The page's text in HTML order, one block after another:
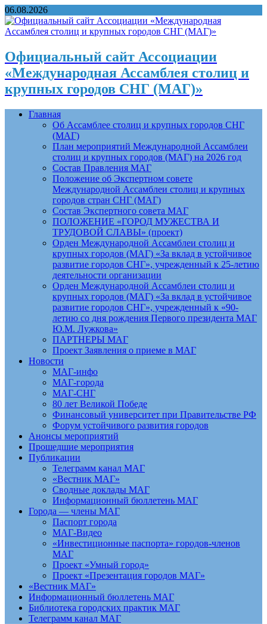
06.08.2026
Официальный сайт Ассоциации
«Международная Ассамблея столиц и
крупных городов СНГ (МАГ)»
Главная
Об Ассамблее столиц и крупных городов СНГ
(МАГ)
План мероприятий Международной Ассамблеи
столиц и крупных городов (МАГ) на 2026 год
Состав Правления МАГ
Положение об Экспертном совете
Международной Ассамблеи столиц и крупных
городов стран СНГ (МАГ)
Состав Экспертного совета МАГ
ПОЛОЖЕНИЕ «ГОРОД МУЖЕСТВА И
ТРУДОВОЙ СЛАВЫ» (проект)
Орден Международной Ассамблеи столиц и
крупных городов (МАГ) «За вклад в устойчивое
развитие городов СНГ», учрежденный к 25-летию
деятельности организации
Орден Международной Ассамблеи столиц и
крупных городов (МАГ) «За вклад в устойчивое
развитие городов СНГ», учрежденный к «90-
летию со дня рождения Первого президента МАГ
Ю.М. Лужкова»
ПАРТНЕРЫ МАГ
Проект Заявления о приеме в МАГ
Новости
МАГ-инфо
МАГ-города
МАГ-СНГ
80 лет Великой Победе
Финансовый университет при Правительстве РФ
Форум устойчивого развития городов
Анонсы мероприятий
Прошедшие мероприятия
Публикации
Телеграмм канал МАГ
«Вестник МАГ»
Сводные доклады МАГ
Информационный бюллетень МАГ
Города — члены МАГ
Паспорт города
МАГ-Видео
«Инвестиционные паспорта» городов-членов
МАГ
Проект «Умный город»
Проект «Презентация городов МАГ»
«Вестник МАГ»
Информационный бюллетень МАГ
Библиотека городских практик МАГ
Телеграмм канал МАГ